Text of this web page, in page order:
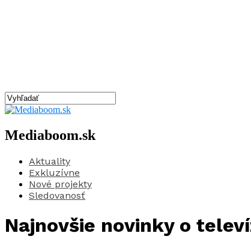
Mediaboom.sk
Aktuality
Exkluzívne
Nové projekty
Sledovanosť
Najnovšie novinky o